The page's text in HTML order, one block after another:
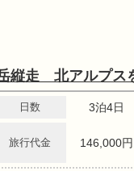
縦走 北アルプス
日数 3泊4日
旅行代金 146,000円